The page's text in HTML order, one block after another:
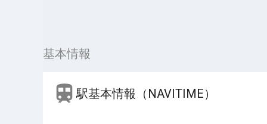
基本情報
駅基本情報（NAVITIME）